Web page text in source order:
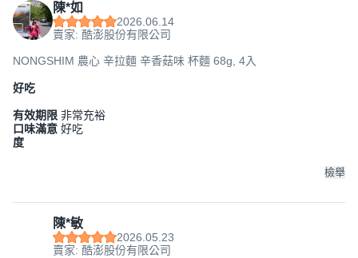
陳*如
2026.06.14
賣家: 酷澎股份有限公司
NONGSHIM 農心 辛拉麵 辛香菇味 杯麵 68g, 4入
好吃
有效期限 非常充裕
口味滿意
度
好吃
檢舉
陳*敏
2026.05.23
賣家: 酷澎股份有限公司